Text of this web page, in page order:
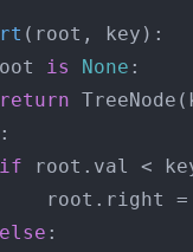
( root, key ):
is None :
return
:
if root.val <
root.right
else :